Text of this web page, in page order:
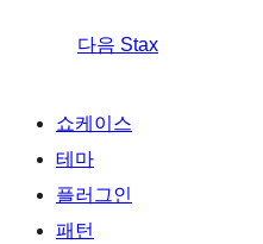
다음 Stax
쇼케이스
테마
플러그인
패턴